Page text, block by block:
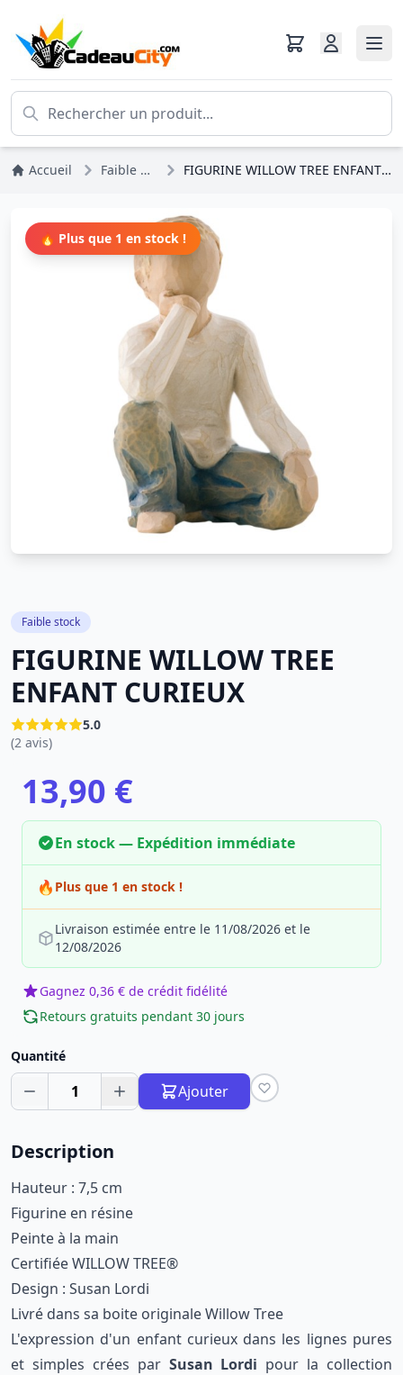
Accueil Faible stock FIGURINE WILLOW TREE ENFANT CURIEUX
🔥 Plus que 1 en stock !
Faible stock
FIGURINE WILLOW TREE
ENFANT CURIEUX
5.0
(2 avis)
13,90 €
En stock — Expédition immédiate
🔥 Plus que 1 en stock !
Livraison estimée entre le 11/08/2026 et le
12/08/2026
Gagnez 0,36 € de crédit fidélité
Retours gratuits pendant 30 jours
Quantité
1 Ajouter
Description
Hauteur : 7,5 cm
Figurine en résine
Peinte à la main
Certifiée WILLOW TREE®
Design : Susan Lordi
Livré dans sa boite originale Willow Tree
L'expression d'un enfant curieux dans les lignes pures
et simples crées parSusan Lordi pour la collection